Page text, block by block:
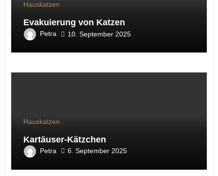
Hauskatzen
Evakuierung von Katzen
Petra 10. September 2025
Hauskatzen
Kartäuser-Kätzchen
Petra 6. September 2025